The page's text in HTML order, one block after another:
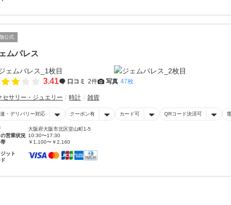
公式
ムパレス
3.41 口コミ 2件 写真 47枚
セサリー・ジュエリー 時計 雑貨
・デリバリー対応 クーポン有 カード可 QRコード決済可
大阪府大阪市北区堂山町1-5
営業状況 10:30〜17:30
￥1,100〜￥2,160
ット